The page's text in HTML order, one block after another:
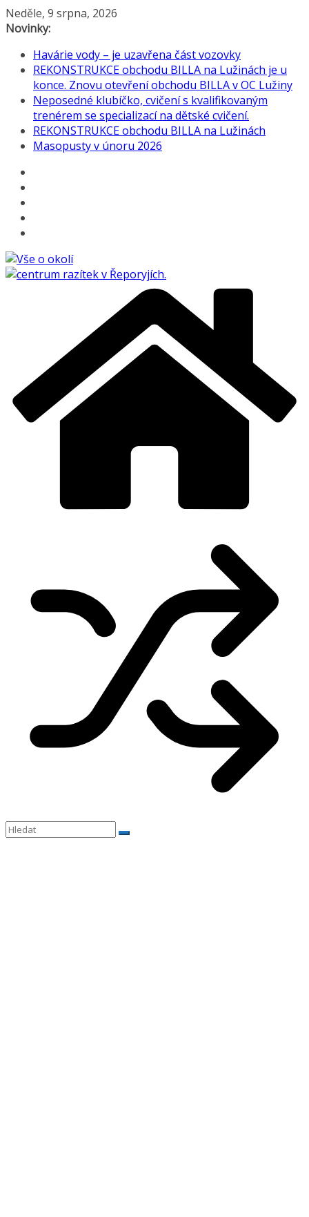
Přeskočit
na
Neděle, 9 srpna, 2026
Novinky:
Havárie vody – je uzavřena část vozovky
REKONSTRUKCE obchodu BILLA na Lužinách je u
konce. Znovu otevření obchodu BILLA v OC Lužiny
Neposedné klubíčko, cvičení s kvalifikovaným
trenérem se specializací na dětské cvičení.
REKONSTRUKCE obchodu BILLA na Lužinách
Masopusty v únoru 2026